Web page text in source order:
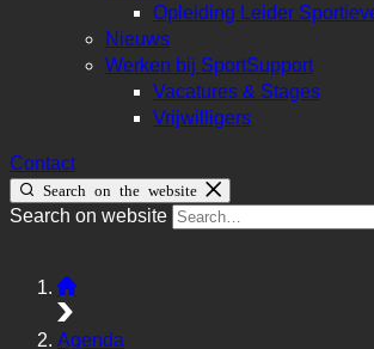
Opleiding Leider
Nieuws
Werken bij SportSupport
Vacatures & Stages
Vrijwilligers
Contact
Search on the website
Search on website
Agenda